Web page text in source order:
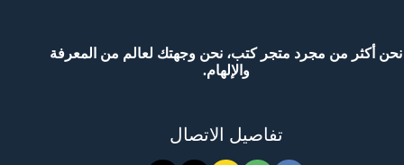
نحن أكثر من مجرد متجر كتب، نحن وجهتك لعالم من المعرفة
والإلهام.
تفاصيل الاتصال